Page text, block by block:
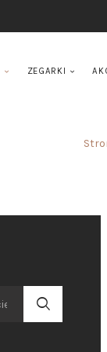
ZEGARKI